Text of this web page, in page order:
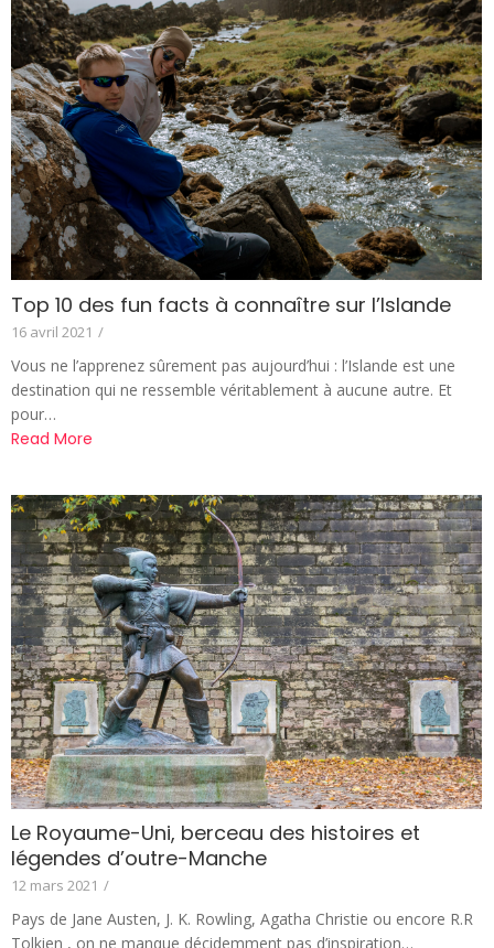
Top 10 des fun facts à connaître sur l’Islande
16 avril 2021 /
Vous ne l’apprenez sûrement pas aujourd’hui : l’Islande est une
destination qui ne ressemble véritablement à aucune autre. Et
pour…
Read More
Le Royaume-Uni, berceau des histoires et
légendes d’outre-Manche
12 mars 2021 /
Pays de Jane Austen, J. K. Rowling, Agatha Christie ou encore R.R
Tolkien , on ne manque décidemment pas d’inspiration…